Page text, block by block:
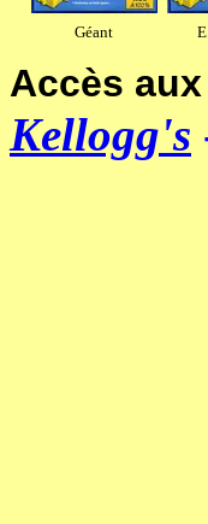
Géant
Accès
Kellogg's